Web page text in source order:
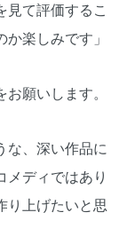
て評価するこ
楽しみです」
願いします。
な、深い作品に
メディではあり
り上げたいと思